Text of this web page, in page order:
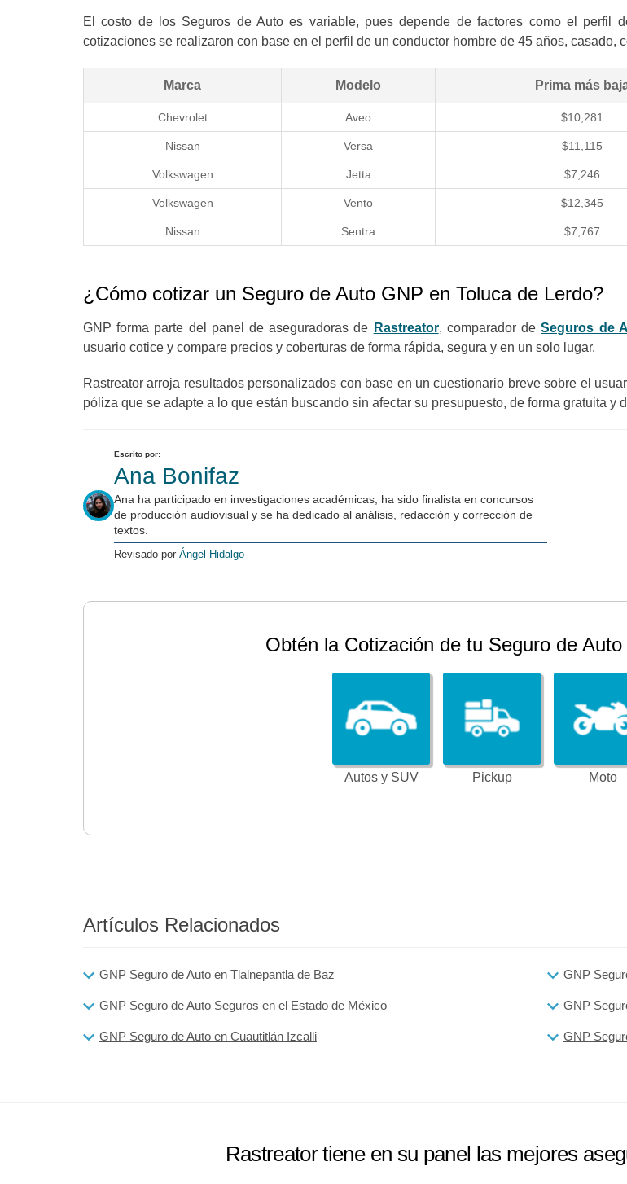
El costo de los Seguros de Auto es variable, pues depende de factores como el perfil
cotizaciones se realizaron con base en el perfil de un conductor hombre de 45 años, casado,
Marca Modelo Prima más
Chevrolet Aveo $10,281
Nissan Versa $11,115
Volkswagen Jetta $7,246
Volkswagen Vento $12,345
Nissan Sentra $7,767
¿Cómo cotizar un Seguro de Auto GNP en Toluca de Lerdo?
GNP forma parte del panel de aseguradoras de Rastreator, comparador deSeguros de
usuario cotice y compare precios y coberturas de forma rápida, segura y en un solo lugar.
Rastreator arroja resultados personalizados con base en un cuestionario breve sobre el
póliza que se adapte a lo que están buscando sin afectar su presupuesto, de forma gratuita y
Escrito por:
Ana Bonifaz
Ana ha participado en investigaciones académicas, ha sido finalista en concursos
de producción audiovisual y se ha dedicado al análisis, redacción y corrección de
textos.
Revisado por Ángel Hidalgo
Obtén la Cotización de tu Seguro de
Autos y SUV Pickup Moto
Artículos Relacionados
GNP Seguro de Auto en Tlalnepantla de Baz GNP
GNP Seguro de Auto Seguros en el Estado de México GNP
GNP Seguro de Auto en Cuautitlán Izcalli GNP
Rastreator tiene en su panel las mejores